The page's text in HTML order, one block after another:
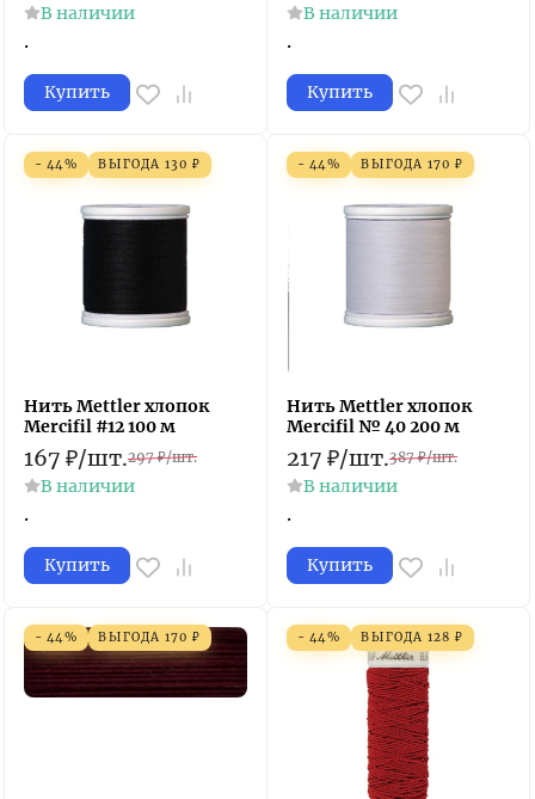
В наличии
.
Купить
В наличии
.
Купить
- 44% ВЫГОДА 130 ₽
Нить Mettler хлопок
Mercifil #12 100 м
167 ₽/шт.297 ₽/шт.
В наличии
.
Купить
- 44% ВЫГОДА 170 ₽
Нить Mettler хлопок
Mercifil № 40 200 м
217 ₽/шт.387 ₽/шт.
В наличии
.
Купить
- 44% ВЫГОДА 170 ₽ - 44% ВЫГОДА 128 ₽